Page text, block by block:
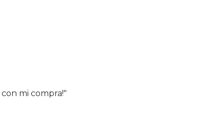
mi compra!"